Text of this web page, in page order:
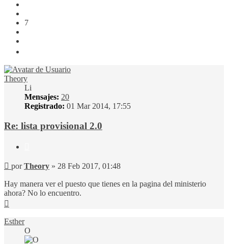
7
Theory
Li
Mensajes: 20
Registrado: 01 Mar 2014, 17:55
Re: lista provisional 2.0
Mensaje
porTheory » 28 Feb 2017, 01:48
Hay manera ver el puesto que tienes en la pagina del ministerio
ahora? No lo encuentro.
Esther
O